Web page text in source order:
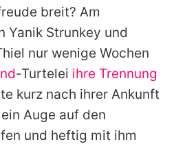
verwalten
breit? Am
Yanik Strunkey und
nur wenige Wochen
-Turtelei ihre Trennung
kurz nach ihrer Ankunft
Auge auf den
und heftig mit ihm